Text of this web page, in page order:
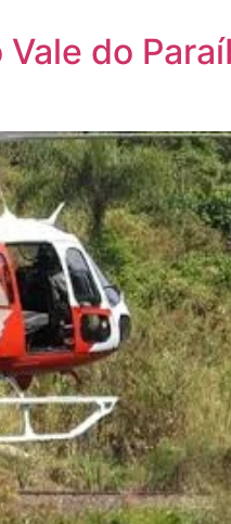
do